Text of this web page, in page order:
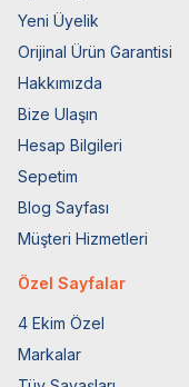
Yeni Üyelik
Orijinal Ürün Garantisi
Hakkımızda
Bize Ulaşın
Hesap Bilgileri
Sepetim
Blog Sayfası
Müşteri Hizmetleri
Özel Sayfalar
4 Ekim Özel
Markalar